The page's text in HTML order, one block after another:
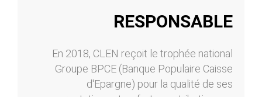
RESPONSABLE
En 2018, CLEN reçoit le trophée national
Groupe BPCE (Banque Populaire Caisse
d'Epargne) pour la qualité de ses